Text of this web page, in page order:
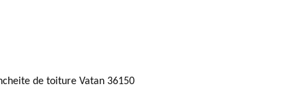
de toiture Vatan 36150